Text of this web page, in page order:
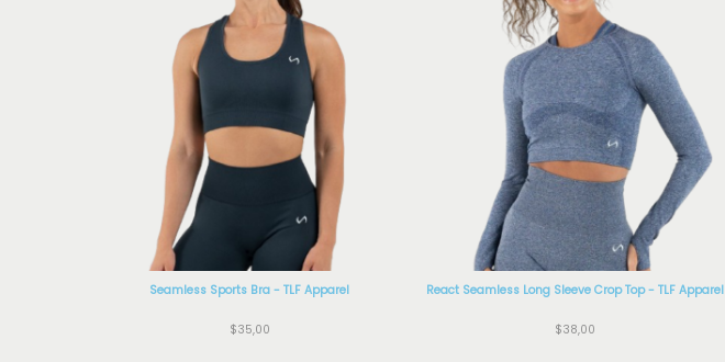
Seamless Sports Bra - TLF Apparel
$35,00
React Seamless Long Sleeve Crop Top - TLF Apparel
$38,00